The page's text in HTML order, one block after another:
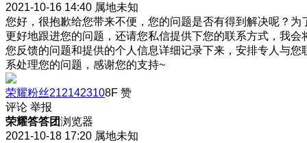
2021-10-16 14:40 属地未知
您好，很抱歉给您带来不便，您的问题是否有得到解决呢？为
更好地跟进您的问题，还请您私信提供下您的联系方式，我会
您反馈的问题和提供的个人信息详细记录下来，安排专人与您
系处理您的问题，感谢您的支持~
荣耀粉丝2121423108F 赞
评论 举报
荣耀答答团浏览器
2021-10-18 17:20 属地未知